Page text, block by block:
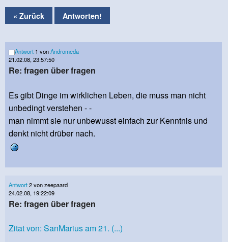
« Zurück Antworten!
Antwort 1 vonAndromeda
21.02.08, 23:57:50
Re: fragen über fragen
Es gibt Dinge im wirklichen Leben, die muss man nicht
unbedingt verstehen - -
man nimmt sie nur unbewusst einfach zur Kenntnis und
denkt nicht drüber nach.
Antwort2 von zeepaard
24.02.08, 19:22:09
Re: fragen über fragen
Zitat von: SanMarius am 21. (...)